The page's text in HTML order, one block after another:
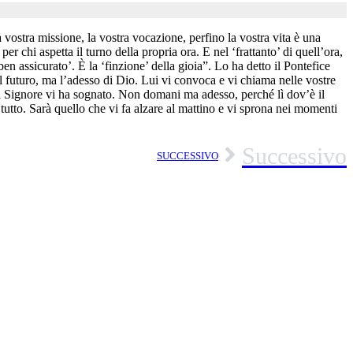
missione, la vostra vocazione, perfino la vostra vita è una
chi aspetta il turno della propria ora. E nel ‘frattanto’ di quell’ora,
assicurato’. È la ‘finzione’ della gioia”. Lo ha detto il Pontefice
ma l’adesso di Dio. Lui vi convoca e vi chiama nelle vostre
vi ha sognato. Non domani ma adesso, perché lì dov’è il
Sarà quello che vi fa alzare al mattino e vi sprona nei momenti
SUCCESSIVO Successivo